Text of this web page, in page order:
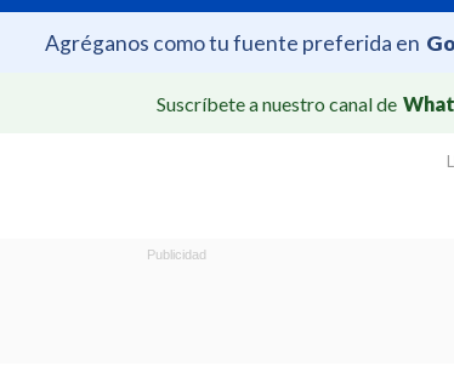
Agréganos como tu fuente preferida en
Suscríbete a nuestro canal de